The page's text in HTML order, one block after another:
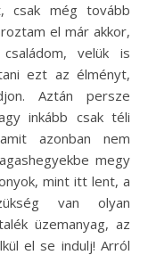
csak még tovább
el már akkor,
velük is
ezt az élményt,
Aztán persze
inkább csak téli
azonban nem
megy
mint itt lent, a
van olyan
üzemanyag, az
el se indulj! Arról